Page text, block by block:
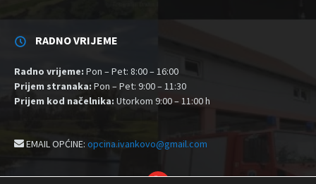
RADNO VRIJEME
Radno vrijeme: Pon – Pet: 8:00 – 16:00
Prijem stranaka: Pon – Pet: 9:00 – 11:30
Prijem kod načelnika: Utorkom 9:00 – 11:00 h
EMAIL OPĆINE: opcina.ivankovo@gmail.com
YouTube